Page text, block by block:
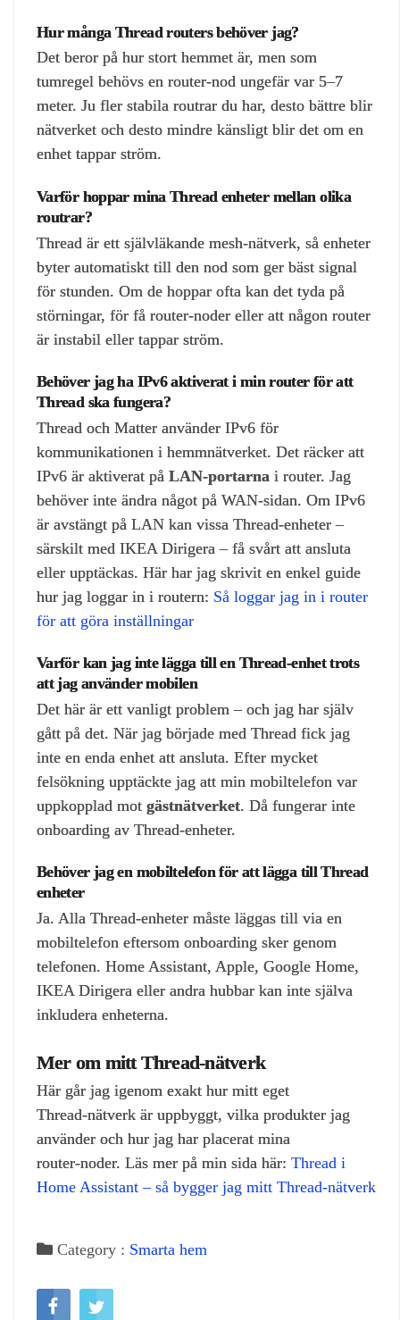
Hur många Thread routers behöver jag?
Det beror på hur stort hemmet är, men som
tumregel behövs en router‑nod ungefär var 5–7
meter. Ju fler stabila routrar du har, desto bättre blir
nätverket och desto mindre känsligt blir det om en
enhet tappar ström.
Varför hoppar mina Thread enheter mellan olika
routrar?
Thread är ett självläkande mesh‑nätverk, så enheter
byter automatiskt till den nod som ger bäst signal
för stunden. Om de hoppar ofta kan det tyda på
störningar, för få router‑noder eller att någon router
är instabil eller tappar ström.
Behöver jag ha IPv6 aktiverat i min router för att
Thread ska fungera?
Thread och Matter använder IPv6 för
kommunikationen i hemmnätverket. Det räcker att
IPv6 är aktiverat på LAN‑portarna i router. Jag
behöver inte ändra något på WAN‑sidan. Om IPv6
är avstängt på LAN kan vissa Thread‑enheter –
särskilt med IKEA Dirigera – få svårt att ansluta
eller upptäckas. Här har jag skrivit en enkel guide
hur jag loggar in i routern: Så loggar jag in i router
för att göra inställningar
Varför kan jag inte lägga till en Thread‑enhet trots
att jag använder mobilen
Det här är ett vanligt problem – och jag har själv
gått på det. När jag började med Thread fick jag
inte en enda enhet att ansluta. Efter mycket
felsökning upptäckte jag att min mobiltelefon var
uppkopplad mot gästnätverket. Då fungerar inte
onboarding av Thread‑enheter.
Behöver jag en mobiltelefon för att lägga till Thread
enheter
Ja. Alla Thread‑enheter måste läggas till via en
mobiltelefon eftersom onboarding sker genom
telefonen. Home Assistant, Apple, Google Home,
IKEA Dirigera eller andra hubbar kan inte själva
inkludera enheterna.
Mer om mitt Thread‑nätverk
Här går jag igenom exakt hur mitt eget
Thread‑nätverk är uppbyggt, vilka produkter jag
använder och hur jag har placerat mina
router‑noder. Läs mer på min sida här: Thread i
Home Assistant – så bygger jag mitt Thread‑nätverk
Category : Smarta hem